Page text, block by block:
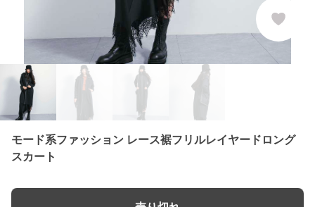
モード系ファッション レース裾フリルレイヤードロング
スカート